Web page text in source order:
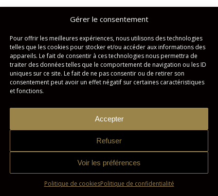
Gérer le consentement
Pour offrir les meilleures expériences, nous utilisons des technologies
telles que les cookies pour stocker et/ou accéder aux informations des
appareils. Le fait de consentir à ces technologies nous permettra de
traiter des données telles que le comportement de navigation ou les ID
uniques sur ce site. Le fait de ne pas consentir ou de retirer son
consentement peut avoir un effet négatif sur certaines caractéristiques
et fonctions.
Accepter
Refuser
Voir les préférences
Politique de cookiesPolitique de confidentialité
Partager cette publication
Politique de confidentialité Politique de cookies